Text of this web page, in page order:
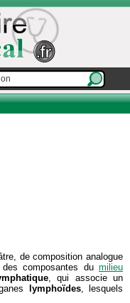
de composition analogue
composantes dumilieu
, qui associe un
lymphoïdes, lesquels